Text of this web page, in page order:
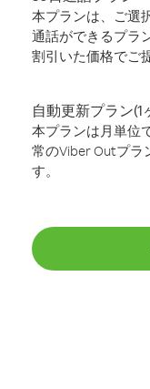
本プランは、ご選
通話ができるプラ
割引いた価格でご
自動更新プラン(1
本プランは月単位
常のViber Outプラ
す。